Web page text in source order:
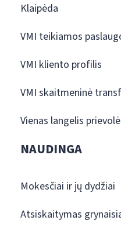
Klaipėda
VMI teikiamos
VMI kliento profilis
VMI skaitmeninė
Vienas langelis
NAUDINGA
Mokesčiai ir jų dydžiai
Atsiskaitymas